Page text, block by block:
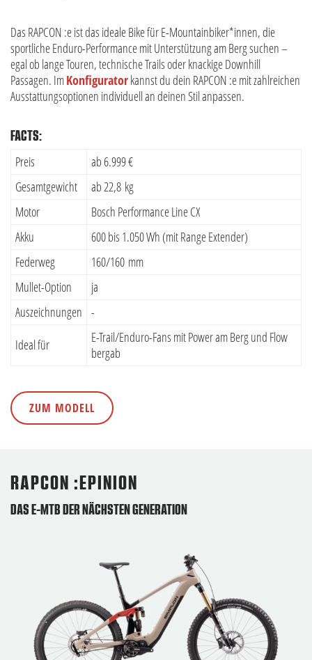
Das RAPCON :e ist das ideale Bike für E-Mountainbiker*innen, die
sportliche Enduro-Performance mit Unterstützung am Berg suchen –
egal ob lange Touren, technische Trails oder knackige Downhill
Passagen. ImKonfiguratorkannst du dein RAPCON :e mit zahlreichen
Ausstattungsoptionen individuell an deinen Stil anpassen.
FACTS:
Preis
ab 6.999 €
Gesamtgewicht
ab 22,8 kg
Motor
Bosch Performance Line CX
Akku
600 bis 1.050 Wh (mit Range Extender)
Federweg
160/160 mm
Mullet-Option
ja
Auszeichnungen -
Ideal für
E-Trail/Enduro-Fans mit Power am Berg und Flow
bergab
ZUM MODELL
RAPCON :EPINION
DAS E-MTB DER NÄCHSTEN GENERATION